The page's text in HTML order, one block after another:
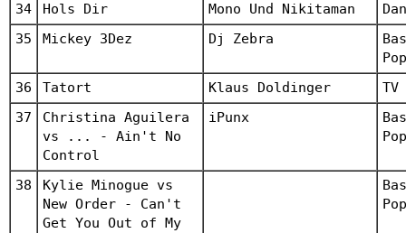
34
Hols Dir Mono Und Nikitaman
35
Mickey 3Dez Dj Zebra
Pop
36
Tatort Klaus Doldinger
TV
37
Christina Aguilera
vs ... - Ain't No
Control
iPunx
Pop
38
Kylie Minogue vs
New Order - Can't
Get You Out of My
Pop